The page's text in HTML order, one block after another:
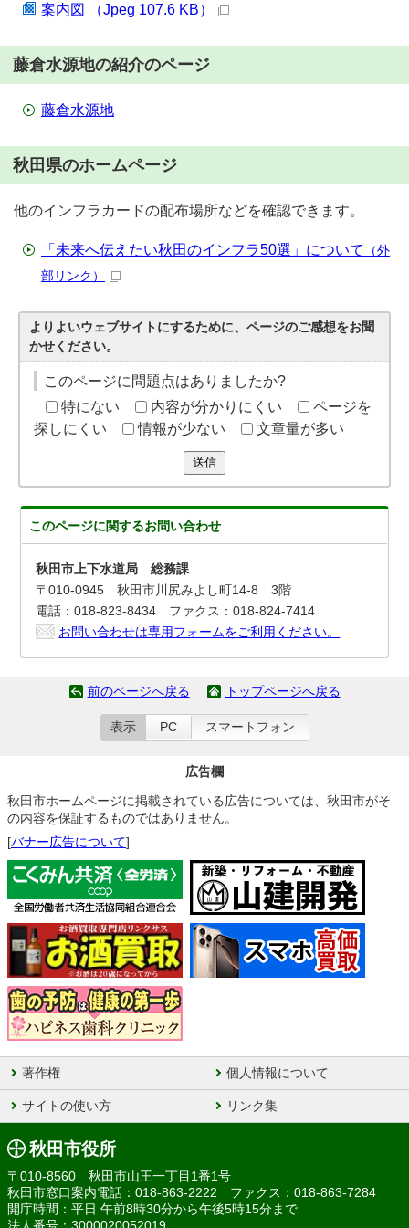
案内図 （Jpeg 107.6 KB）
藤倉水源地の紹介のページ
藤倉水源地
秋田県のホームページ
他のインフラカードの配布場所などを確認できます。
「未来へ伝えたい秋田のインフラ50選」について
（外
部リンク）
よりよいウェブサイトにするために、ページのご感想をお聞
かせください。
このページに問題点はありましたか?
特にない
内容が分かりにくい
ページを
探しにくい
情報が少ない 文章量が多い
送信
このページに関するお問い合わせ
秋田市上下水道局 総務課
〒010-0945 秋田市川尻みよし町14-8 3階
電話：018-823-8434 ファクス：018-824-7414
お問い合わせは専用フォームをご利用ください。
前のページへ戻る トップページへ戻る
表示 PC スマートフォン
広告欄
秋田市ホームページに掲載されている広告については、秋田市がそ
の内容を保証するものではありません。
[バナー広告について]
著作権 個人情報について
サイトの使い方 リンク集
秋田市役所
〒010-8560 秋田市山王一丁目1番1号
秋田市窓口案内電話：018-863-2222 ファクス：018-863-7284
開庁時間：平日 午前8時30分から午後5時15分まで